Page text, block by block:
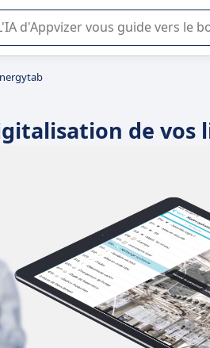
guide dans l'utilisation ou la
de vos